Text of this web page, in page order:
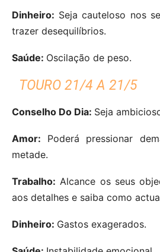
Dinheiro: Seja cauteloso nos
trazer desequilíbrios.
Saúde: Oscilação de peso.
TOURO 21/4 A 21/5
Conselho Do Dia: Seja
Amor: Poderá pressionar
metade.
Trabalho: Alcance os seus
aos detalhes e saiba como
Dinheiro: Gastos exagerados.